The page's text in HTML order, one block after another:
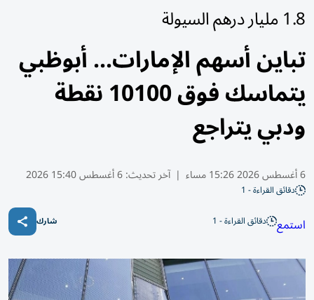
1.8 مليار درهم السيولة
تباين أسهم الإمارات... أبوظبي
يتماسك فوق 10100 نقطة
ودبي يتراجع
6 أغسطس 2026 15:26 مساء | آخر تحديث:6 أغسطس 15:40 2026
دقائق القراءة - 1
استمع دقائق القراءة - 1 شارك